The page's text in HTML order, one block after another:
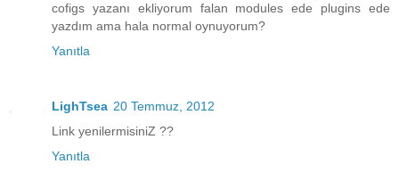
cofigs yazanı ekliyorum falan modules ede plugins ede
yazdım ama hala normal oynuyorum?
Yanıtla
LighTsea 20 Temmuz, 2012
Link yenilermisiniZ ??
Yanıtla